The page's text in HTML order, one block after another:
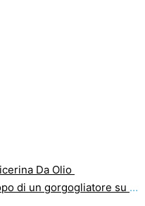
Da Olio
su un generatore di HHO ?